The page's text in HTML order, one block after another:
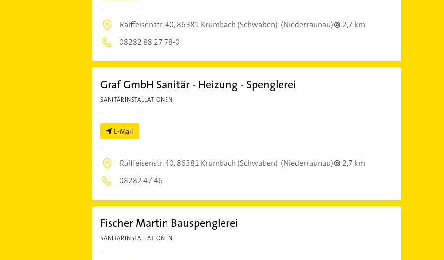
Raiffeisenstr. 40,86381 Krumbach (Schwaben) (Niederraunau)
2,7 km
08282 88 27 78-0
Graf GmbH Sanitär - Heizung - Spenglerei
SANITÄRINSTALLATIONEN
E-Mail
Raiffeisenstr. 40,86381 Krumbach (Schwaben) (Niederraunau)
2,7 km
08282 47 46
Fischer Martin Bauspenglerei
SANITÄRINSTALLATIONEN